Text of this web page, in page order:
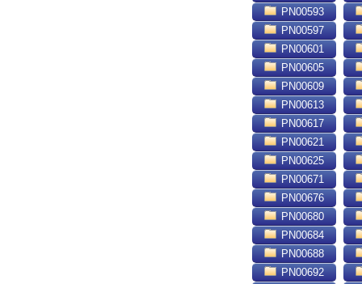
PN00593
PN00597
PN00601
PN00605
PN00609
PN00613
PN00617
PN00621
PN00625
PN00671
PN00676
PN00680
PN00684
PN00688
PN00692